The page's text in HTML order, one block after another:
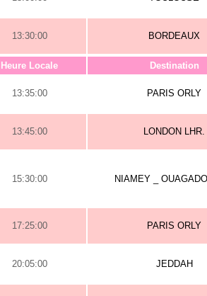
13:30:00 BORDEAUX
Heure Locale
Destination
13:35:00 PARIS ORLY
13:45:00 LONDON LHR.
15:30:00 NIAMEY _
17:25:00 PARIS ORLY
20:05:00 JEDDAH